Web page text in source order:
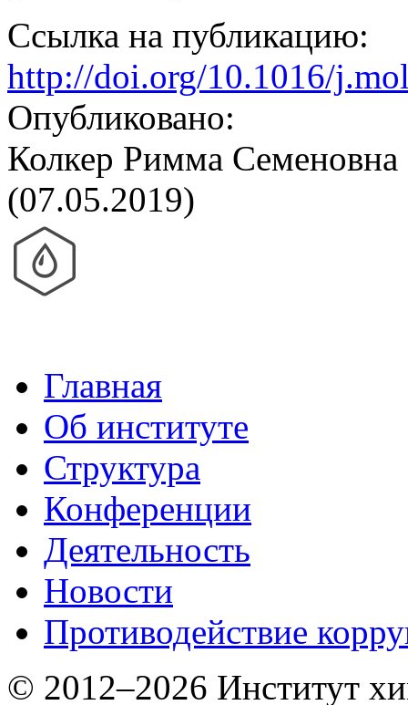
Ссылка на публикацию:
http://doi.org/10.1016/
Опубликовано:
Колкер Римма Семеновна
(07.05.2019)
Главная
Об институте
Структура
Конференции
Деятельность
Новости
Противодействие
© 2012–2026 Институт